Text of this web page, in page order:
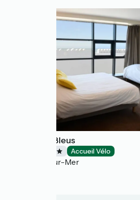
Les Galets Bleus
Accueil Vélo
Cayeux-sur-Mer